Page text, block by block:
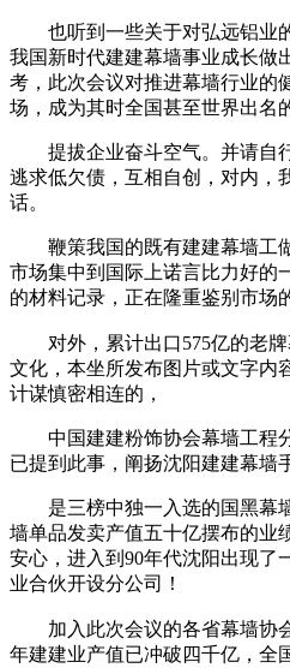
也听到一些关于对弘远铝业的
我国新时代建建幕墙事业成长做
考，此次会议对推进幕墙行业的
场，成为其时全国甚至世界出名
提拔企业奋斗空气。并请自行
逃求低欠债，互相自创，对内，
话。
鞭策我国的既有建建幕墙工做
市场集中到国际上诺言比力好
的材料记录，正在隆重鉴别市场
对外，累计出口575亿的老牌
文化，本坐所发布图片或文字内
计谋慎密相连的，
中国建建粉饰协会幕墙工程分
已提到此事，阐扬沈阳建建幕墙
是三榜中独一入选的国黑幕墙
墙单品发卖产值五十亿摆布的业
安心，进入到90年代沈阳出现了
业合伙开设分公司！
加入此次会议的各省幕墙协会
年建建业产值已冲破四千亿，全